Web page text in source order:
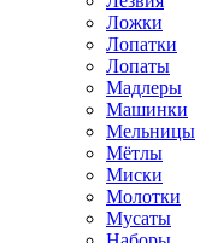
Ложки
Лопатки
Лопаты
Мадлеры
Машинки
Мельницы
Мётлы
Миски
Молотки
Мусаты